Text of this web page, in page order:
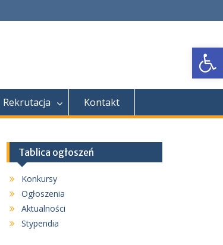
Rekrutacja Kontakt
Tablica ogłoszeń
Konkursy
Ogłoszenia
Aktualności
Stypendia